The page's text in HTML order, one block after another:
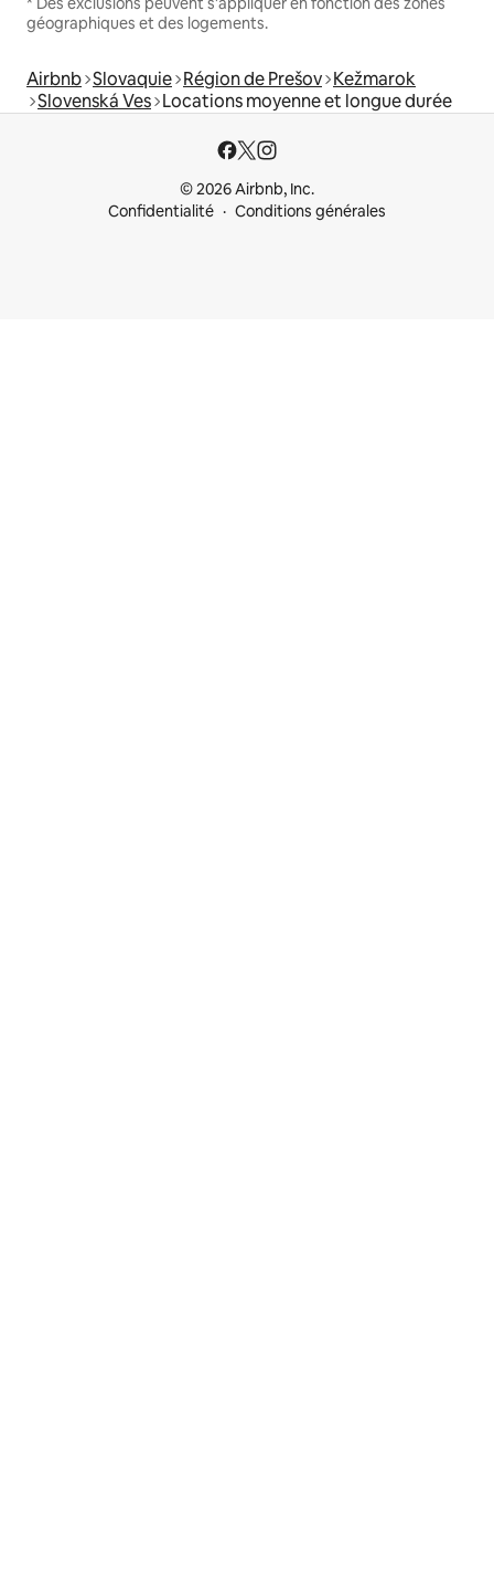
géographiques et des logements.
Airbnb Slovaquie Région de Prešov Kežmarok
Slovenská Ves Locations moyenne et longue durée
© 2026 Airbnb, Inc.
Confidentialité
Conditions générales